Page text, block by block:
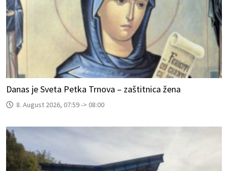
Danas je Sveta Petka Trnova – zaštitnica žena
8. August 2026, 07:59 -> 08:00